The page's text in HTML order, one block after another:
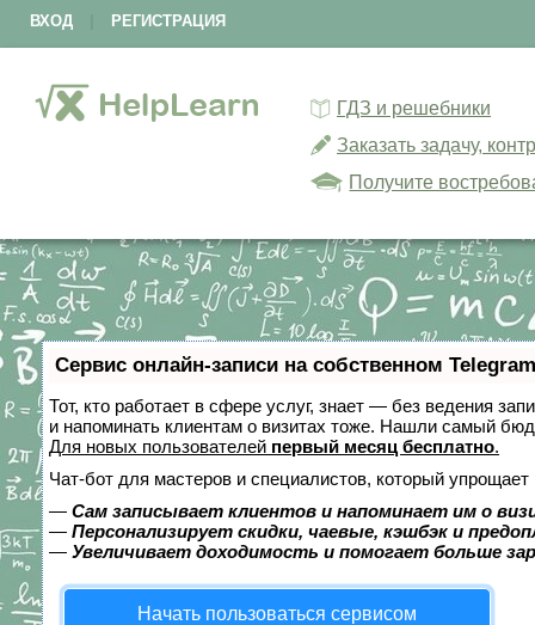
ВХОД РЕГИСТРАЦИЯ
ГДЗ и решебники
Заказать задачу,
Получите
Сервис онлайн-записи на собственном
Тот, кто работает в сфере услуг, знает — без ведения
и напоминать клиентам о визитах тоже. Нашли самый
Для новых пользователей первый месяц бесплатно.
Чат-бот для мастеров и специалистов, который упрощает
— Сам записывает клиентов и напоминает им о
— Персонализирует скидки, чаевые, кэшбэк и
— Увеличивает доходимость и помогает больше
Начать пользоваться сервисом